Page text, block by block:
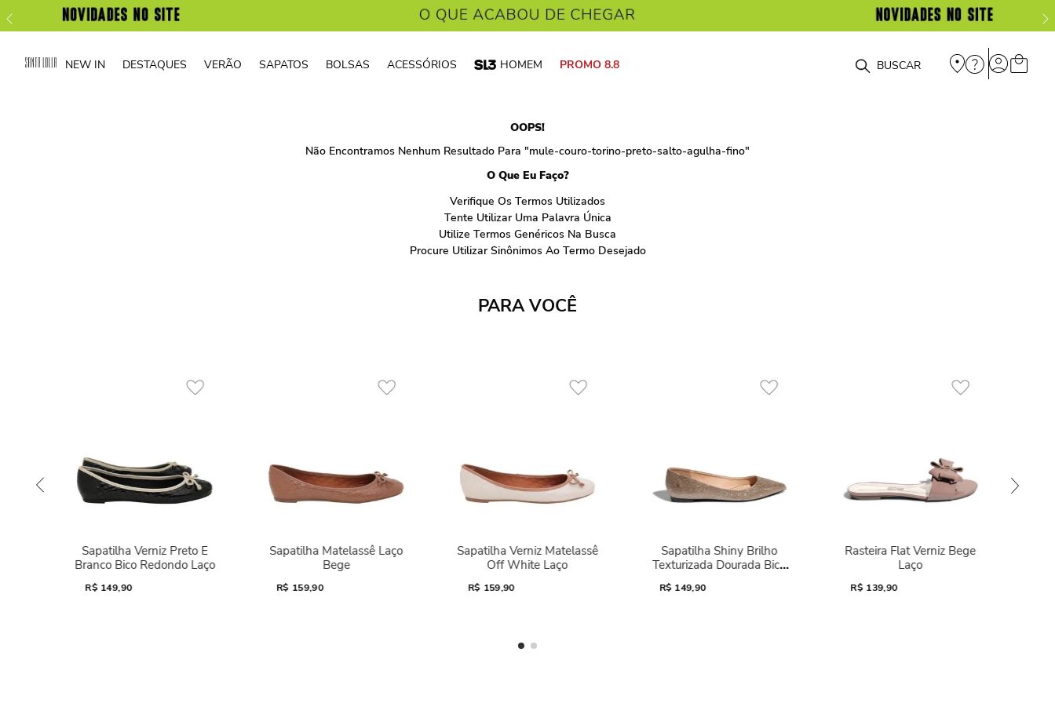
NEW IN DESTAQUES VERÃO SAPATOS BOLSAS ACESSÓRIOS HOMEM PROMO 8.8 O que você está procurando?
OOPS!
Não Encontramos Nenhum Resultado Para "mule-couro-torino-preto-salto-agulha-fino"
O Que Eu Faço?
Verifique Os Termos Utilizados
Tente Utilizar Uma Palavra Única
Utilize Termos Genéricos Na Busca
Procure Utilizar Sinônimos Ao Termo Desejado
PARA VOCÊ
Sapatilha Verniz Preto E
Branco Bico Redondo Laço
R$ 149,90
Sapatilha Matelassê Laço
Bege
R$ 159,90
Sapatilha Verniz Matelassê
Off White Laço
R$ 159,90
Sapatilha Shiny Brilho
Texturizada Dourada Bico
R$ 149,90
Rasteira Flat Verniz Bege
Laço
R$ 139,90